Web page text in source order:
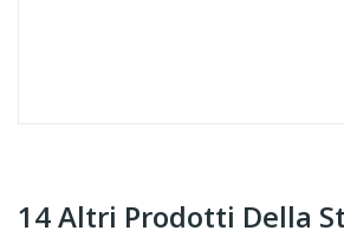
14 Altri Prodotti Della